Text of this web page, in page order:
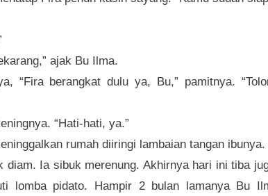
ajak Bu Ilma.
“Fira berangkat dulu ya, Bu,” pamitnya.
“Hati-hati, ya.”
rumah diiringi lambaian tangan ibunya.
diam. Ia sibuk merenung. Akhirnya hari ini tiba
lomba pidato. Hampir 2 bulan lamanya Bu